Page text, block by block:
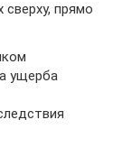
прямо
ущерба